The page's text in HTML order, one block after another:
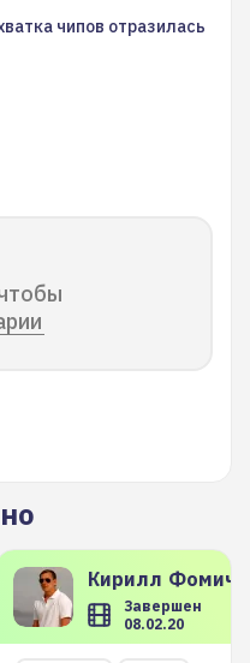
чипов отразилась
Кирилл
Завершен
08.02.20